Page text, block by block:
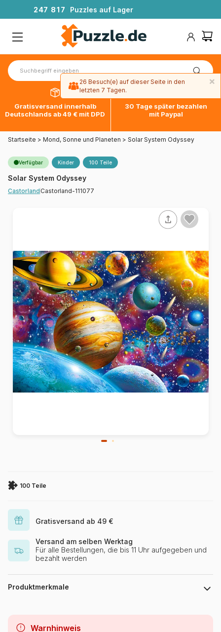
247 81 7 Puzzles auf Lager
Gratisversand innerhalb
Deutschlands ab 49 € mit DPD
30 Tage später bezahlen
mit Paypal
Startseite > Mond, Sonne und Planeten > Solar System Odyssey
Verfügbar Kinder 100 Teile
Solar System Odyssey
Castorland Castorland-111077
100 Teile
Gratisversand ab 49 €
Versand am selben Werktag
Für alle Bestellungen, die bis 11 Uhr aufgegeben und
bezahlt werden
Produktmerkmale
Warnhinweis
×
26 Besuch(e) auf dieser Seite in den
letzten 7 Tagen.